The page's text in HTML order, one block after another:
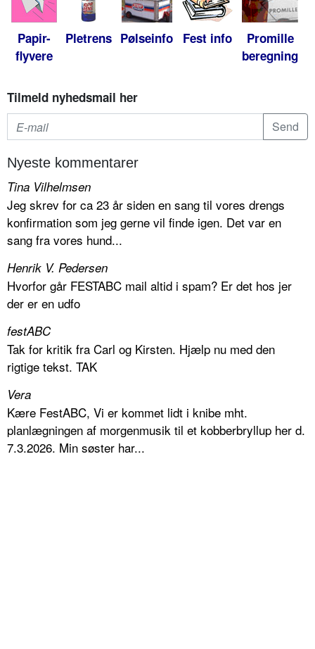
Papir-
flyvere
Pletrens Pølseinfo Fest info
Promille
beregning
Tilmeld nyhedsmail her
Nyeste kommentarer
Tina Vilhelmsen
Jeg skrev for ca 23 år siden en sang til vores drengs
konfirmation som jeg gerne vil finde igen. Det var en
sang fra vores hund...
Henrik V. Pedersen
Hvorfor går FESTABC mail altid i spam? Er det hos jer
der er en udfo
festABC
Tak for kritik fra Carl og Kirsten. Hjælp nu med den
rigtige tekst. TAK
Vera
Kære FestABC, Vi er kommet lidt i knibe mht.
planlægningen af morgenmusik til et kobberbryllup her d.
7.3.2026. Min søster har...